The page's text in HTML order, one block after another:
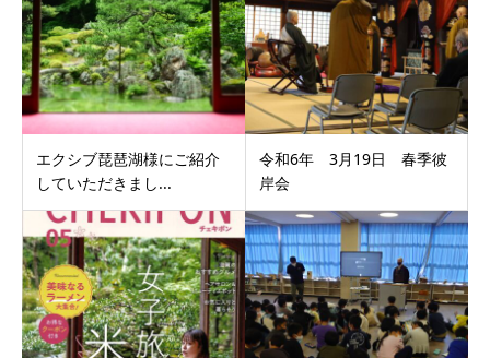
エクシブ琵琶湖様にご紹介
していただきまし...
令和6年 3月19日 春季彼
岸会